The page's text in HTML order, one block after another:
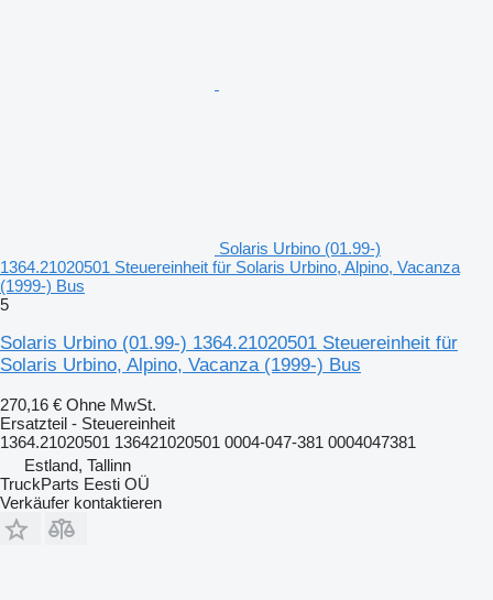
Solaris Urbino (01.99-)
1364.21020501 Steuereinheit für Solaris Urbino, Alpino, Vacanza
(1999-) Bus
5
Solaris Urbino (01.99-) 1364.21020501 Steuereinheit für
Solaris Urbino, Alpino, Vacanza (1999-) Bus
270,16 € Ohne MwSt.
Ersatzteil - Steuereinheit
1364.21020501 136421020501 0004-047-381 0004047381
Estland, Tallinn
TruckParts Eesti OÜ
Verkäufer kontaktieren